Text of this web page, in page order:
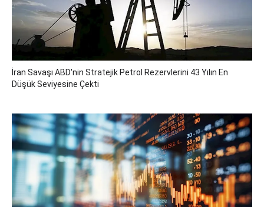
İran Savaşı ABD'nin Stratejik Petrol Rezervlerini 43 Yılın En
Düşük Seviyesine Çekti